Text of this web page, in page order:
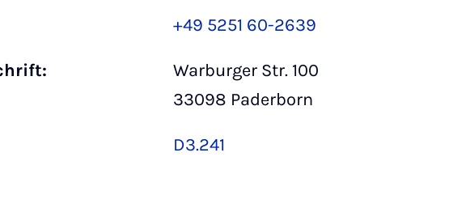
+49 5251 60-2639
Warburger Str. 100
33098 Paderborn
D3.241